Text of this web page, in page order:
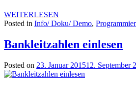
WEITERLESEN
Posted in Info/ Doku/ Demo,
Bankleitzahlen einlesen
Posted on 23. Januar 201512. September